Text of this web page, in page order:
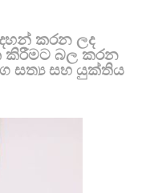
කරන ලද
බල කරන
සත්‍ය සහ යුක්තිය